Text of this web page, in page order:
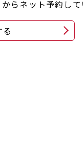
らネット予約して